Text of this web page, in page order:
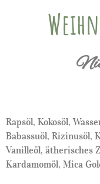
Rapsöl, Kokosöl,
Babassuöl, Rizinusöl,
Vanilleöl, ätherisches
Kardamomöl, Mica